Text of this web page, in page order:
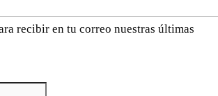
recibir en tu correo nuestras últimas